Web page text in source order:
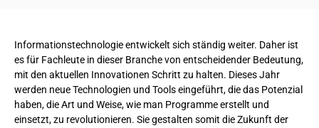
Die Vorteile der App-Erstellung für Unternehmen
Zukunft der Softwareentwicklung: Die wichtigsten IT-Trends
Künstliche Intelligenz und maschinelles Lernen
Informationstechnologie entwickelt sich ständig weiter. Daher ist
es für Fachleute in dieser Branche von entscheidender Bedeutung,
mit den aktuellen Innovationen Schritt zu halten. Dieses Jahr
werden neue Technologien und Tools eingeführt, die das Potenzial
haben, die Art und Weise, wie man Programme erstellt und
einsetzt, zu revolutionieren. Sie gestalten somit die Zukunft der